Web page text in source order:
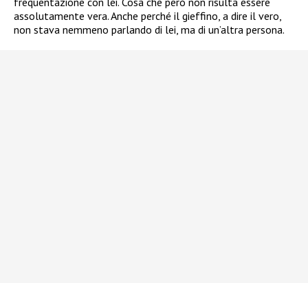
assolutamente vera. Anche perché il gieffino, a dire il vero,
non stava nemmeno parlando di lei, ma di un’altra persona.